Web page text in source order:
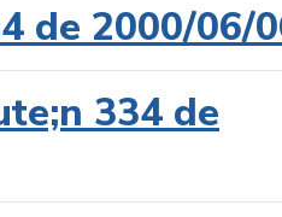
de 2000/06/
334 de